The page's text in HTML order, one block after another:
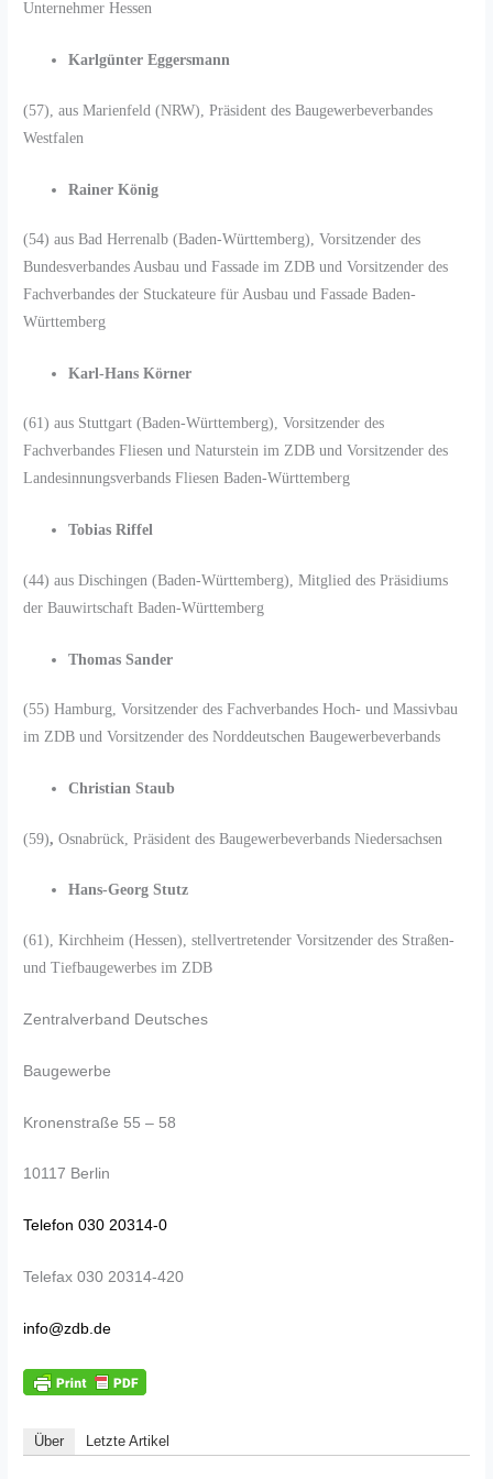
Unternehmer Hessen
Karlgünter Eggersmann
(57), aus Marienfeld (NRW), Präsident des Baugewerbeverbandes
Westfalen
Rainer König
(54) aus Bad Herrenalb (Baden-Württemberg), Vorsitzender des
Bundesverbandes Ausbau und Fassade im ZDB und Vorsitzender des
Fachverbandes der Stuckateure für Ausbau und Fassade Baden-
Württemberg
Karl-Hans Körner
(61) aus Stuttgart (Baden-Württemberg), Vorsitzender des
Fachverbandes Fliesen und Naturstein im ZDB und Vorsitzender des
Landesinnungsverbands Fliesen Baden-Württemberg
Tobias Riffel
(44) aus Dischingen (Baden-Württemberg), Mitglied des Präsidiums
der Bauwirtschaft Baden-Württemberg
Thomas Sander
(55) Hamburg, Vorsitzender des Fachverbandes Hoch- und Massivbau
im ZDB und Vorsitzender des Norddeutschen Baugewerbeverbands
Christian Staub
(59), Osnabrück, Präsident des Baugewerbeverbands Niedersachsen
Hans-Georg Stutz
(61), Kirchheim (Hessen), stellvertretender Vorsitzender des Straßen-
und Tiefbaugewerbes im ZDB
Zentralverband Deutsches
Baugewerbe
Kronenstraße 55 – 58
10117 Berlin
Telefon 030 20314-0
Telefax 030 20314-420
info@zdb.de
Über Letzte Artikel